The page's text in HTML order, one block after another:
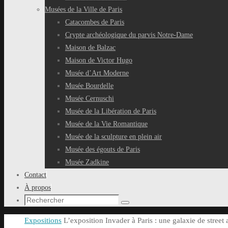
Musées de la Ville de Paris
Catacombes de Paris
Crypte archéologique du parvis Notre-Dame
Maison de Balzac
Maison de Victor Hugo
Musée d’Art Moderne
Musée Bourdelle
Musée Cernuschi
Musée de la Libération de Paris
Musée de la Vie Romantique
Musée de la sculpture en plein air
Musée des égouts de Paris
Musée Zadkine
Contact
À propos
Recherche
:
Rechercher
Accueil
Expositions L’exposition Invader à Paris : une galaxie de street